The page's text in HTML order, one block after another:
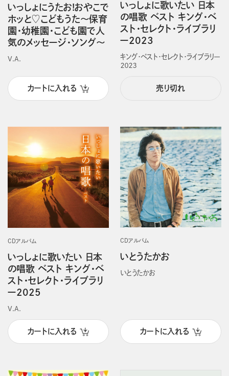
いっしょにうたお!おやこで
ホッと♡こどもうた～保育
園・幼稚園・こども園で人
気のメッセージ・ソング～
V.A.
カートに入れる
いっしょに歌いたい 日本
の唱歌 ベスト キング・ベ
スト・セレクト・ライブラリ
ー2023
キング・ベスト・セレクト・ライブラリー
２０２３
売り切れ
CDアルバム
いっしょに歌いたい 日本
の唱歌 ベスト キング・ベ
スト・セレクト・ライブラリ
ー2025
V.A.
カートに入れる
CDアルバム
いとうたかお
いとうたかお
カートに入れる